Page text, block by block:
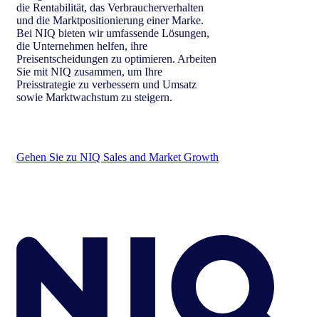
die Rentabilität, das Verbraucherverhalten
und die Marktpositionierung einer Marke.
Bei NIQ bieten wir umfassende Lösungen,
die Unternehmen helfen, ihre
Preisentscheidungen zu optimieren. Arbeiten
Sie mit NIQ zusammen, um Ihre
Preisstrategie zu verbessern und Umsatz
sowie Marktwachstum zu steigern.
Gehen Sie zu NIQ Sales and Market Growth